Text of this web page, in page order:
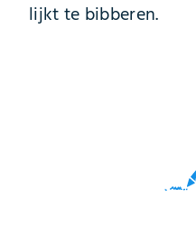
lijkt te bibberen.